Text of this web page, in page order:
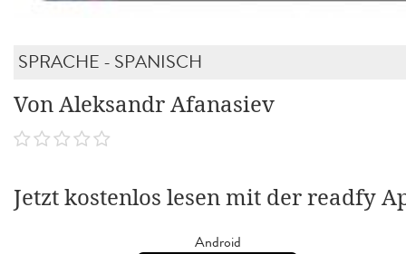
SPRACHE - SPANISCH
Von Aleksandr Afanasiev
Jetzt kostenlos lesen mit der readfy
Android